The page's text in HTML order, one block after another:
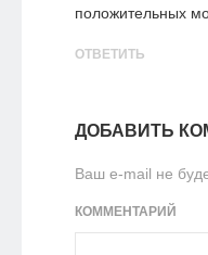
положительных
ОТВЕТИТЬ
ДОБАВИТЬ
Ваш e-mail не
КОММЕНТАРИЙ